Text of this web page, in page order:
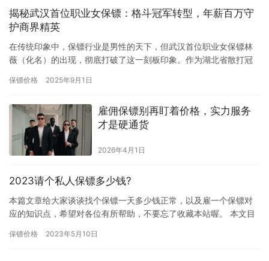
揭秘武汉首位职业女保镖：格斗冠军转型，年薪百万守
护商界精英
在传统印象中，保镖行业是男性的天下，但武汉首位职业女保镖林
薇（化名）的出现，彻底打破了这一刻板印象。作为湖北省散打冠
企…
保镖价格 2025年9月1日
雇佣保镖别再盯着价格，实力服务
才是硬通货
2026年4月1日
2023请个私人保镖多少钱?
本篇文章给大家谈谈找个保镖一天多少钱正常，以及雇一个保镖对
应的知识点，希望对各位有所帮助，不要忘了收藏本站喔。 本文目
保镖价格 2023年5月10日